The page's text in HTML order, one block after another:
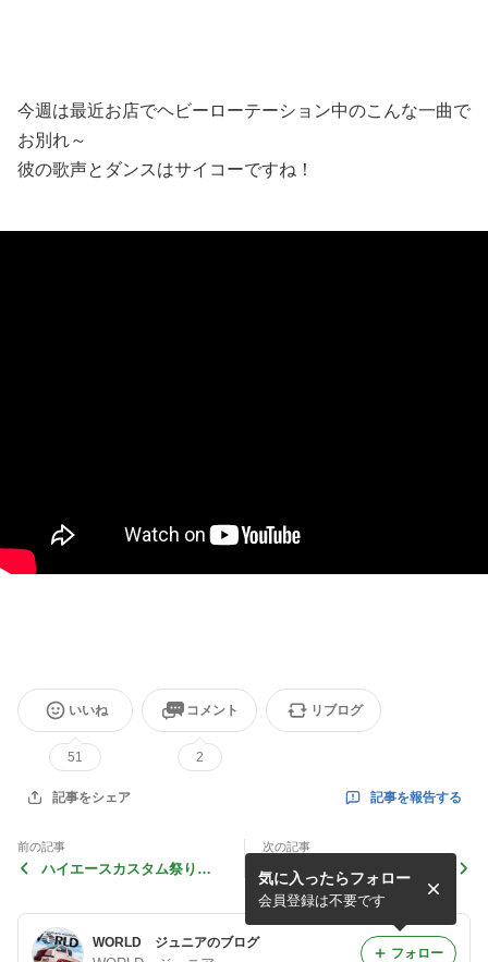
今週は最近お店でヘビーローテーション中のこんな一曲で
お別れ～
彼の歌声とダンスはサイコーですね！
いいね
51
コメント
2
リブログ
記事をシェア 記事を報告する
前の記事
ハイエースカスタム祭り
次の記事
インテリアパネルSALE開催
中♪
WORLD ジュニアのブログ
気に入ったらフォロー
会員登録は不要です
フォロー